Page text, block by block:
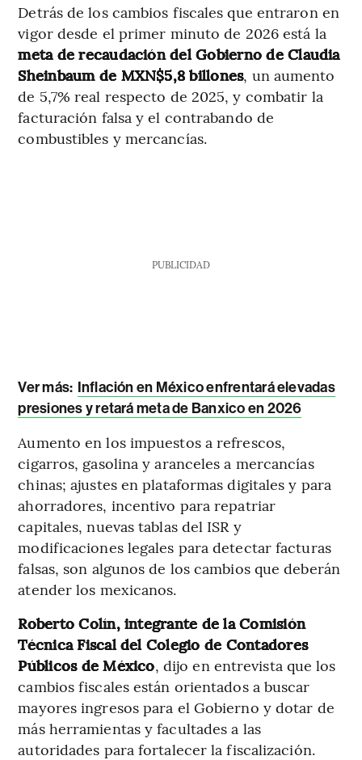
Detrás de los cambios fiscales que entraron en
vigor desde el primer minuto de 2026 está la
meta de recaudación del Gobierno de Claudia
Sheinbaum de MXN$5,8 billones, un aumento
de 5,7% real respecto de 2025, y combatir la
facturación falsa y el contrabando de
combustibles y mercancías.
PUBLICIDAD
Ver más: Inflación en México enfrentará elevadas
presiones y retará meta de Banxico en 2026
Aumento en los impuestos a refrescos,
cigarros, gasolina y aranceles a mercancías
chinas; ajustes en plataformas digitales y para
ahorradores, incentivo para repatriar
capitales, nuevas tablas del ISR y
modificaciones legales para detectar facturas
falsas, son algunos de los cambios que deberán
atender los mexicanos.
Roberto Colín, integrante de la Comisión
Técnica Fiscal del Colegio de Contadores
Públicos de México, dijo en entrevista que los
cambios fiscales están orientados a buscar
mayores ingresos para el Gobierno y dotar de
más herramientas y facultades a las
autoridades para fortalecer la fiscalización.